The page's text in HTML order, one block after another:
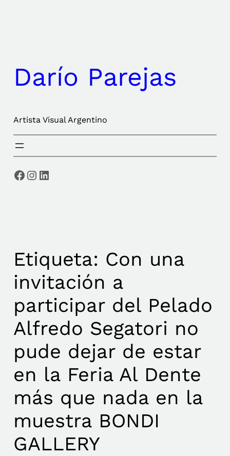
Darío Parejas
Artista Visual Argentino
Facebook Instagram LinkedIn
Etiqueta: Con una
invitación a
participar del Pelado
Alfredo Segatori no
pude dejar de estar
en la Feria Al Dente
más que nada en la
muestra BONDI
GALLERY